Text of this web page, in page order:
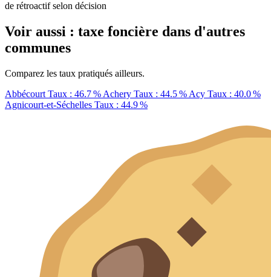
de rétroactif selon décision
Voir aussi : taxe foncière dans d'autres
communes
Comparez les taux pratiqués ailleurs.
Abbécourt Taux : 46.7 % Achery Taux : 44.5 % Acy Taux : 40.0 %
Agnicourt-et-Séchelles Taux : 44.9 %